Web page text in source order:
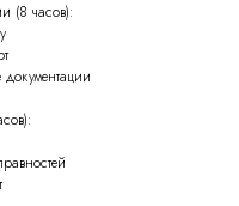
(8 часов):